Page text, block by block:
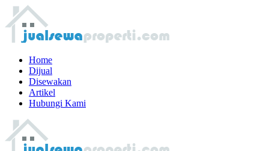
Home
Dijual
Disewakan
Artikel
Hubungi Kami